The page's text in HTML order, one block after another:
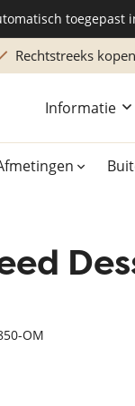
toegepast
Rechtstreeks
Informatie
OM